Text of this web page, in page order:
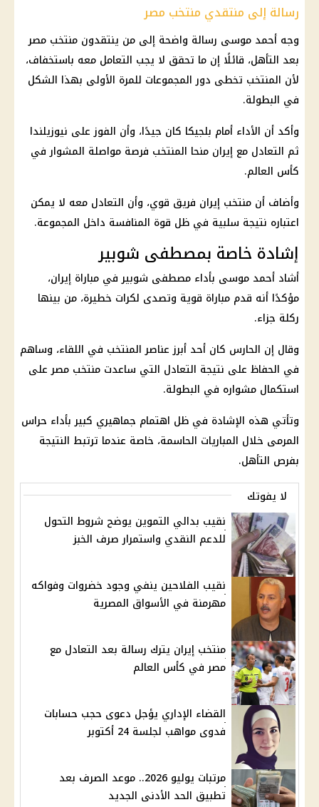
رسالة إلى منتقدي منتخب مصر
وجه أحمد موسى رسالة واضحة إلى من ينتقدون منتخب مصر
بعد التأهل، قائلًا إن ما تحقق لا يجب التعامل معه باستخفاف،
لأن المنتخب تخطى دور المجموعات للمرة الأولى بهذا الشكل
في البطولة.
وأكد أن الأداء أمام بلجيكا كان جيدًا، وأن الفوز على نيوزيلندا
ثم التعادل معإيران منحا المنتخب فرصة مواصلة المشوار في
كأس العالم.
وأضاف أن منتخب إيران فريق قوي، وأن التعادل معه لا يمكن
اعتباره نتيجة سلبية في ظل قوة المنافسة داخل المجموعة.
إشادة خاصة بمصطفى شوبير
أشاد أحمد موسى بأداء مصطفى شوبيرفي مباراة إيران،
مؤكدًا أنه قدم مباراة قوية وتصدى لكرات خطيرة، من بينها
ركلة جزاء.
وقال إن الحارس كان أحد أبرز عناصر المنتخب في اللقاء، وساهم
في الحفاظ على نتيجة التعادل التي ساعدت منتخب مصرعلى
استكمال مشواره في البطولة.
وتأتي هذه الإشادة في ظل اهتمام جماهيري كبير بأداء حراس
المرمى خلال المباريات الحاسمة، خاصة عندما ترتبط النتيجة
بفرص التأهل.
لا يفوتك
نقيب بدالي التموين يوضح شروط التحول
للدعم النقدي واستمرار صرف الخبز
نقيب الفلاحين ينفي وجود خضروات وفواكه
مهرمنة في الأسواق المصرية
منتخب إيران يترك رسالة بعد التعادل مع
مصر في كأس العالم
القضاء الإداري يؤجل دعوى حجب حسابات
فدوى مواهب لجلسة 24 أكتوبر
مرتبات يوليو 2026.. موعد الصرف بعد
تطبيق الحد الأدنى الجديد